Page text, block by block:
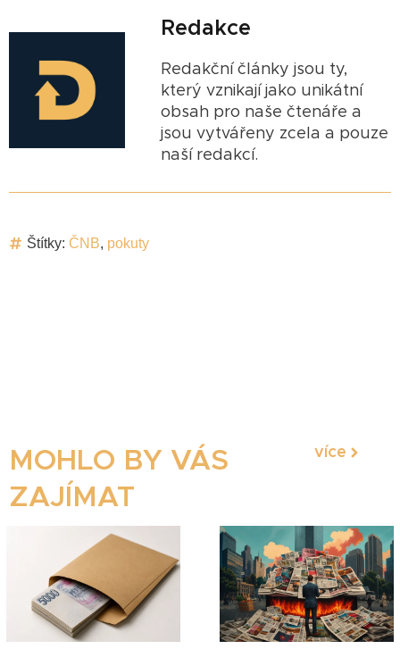
Redakce
Redakční články jsou ty,
který vznikají jako unikátní
obsah pro naše čtenáře a
jsou vytvářeny zcela a pouze
naší redakcí.
Štítky: ČNB, pokuty
MOHLO BY VÁS
ZAJÍMAT
více